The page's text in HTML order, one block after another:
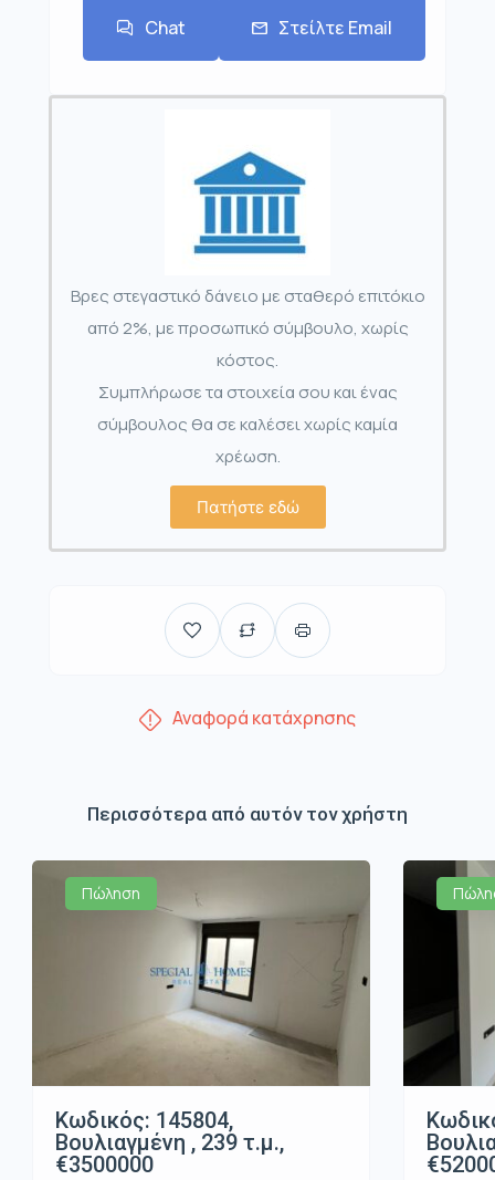
Chat Στείλτε Email
Βρες στεγαστικό δάνειο με σταθερό επιτόκιο
από 2%, με προσωπικό σύμβουλο, χωρίς
κόστος.
Συμπλήρωσε τα στοιχεία σου και ένας
σύμβουλος θα σε καλέσει χωρίς καμία
χρέωση.
Πατήστε εδώ
Αναφορά κατάχρησης
Περισσότερα από αυτόν τον χρήστη
Πώληση
Κωδικός: 145804,
Βουλιαγμένη , 239 τ.μ.,
€3500000